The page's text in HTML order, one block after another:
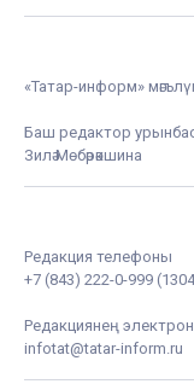
«Татар-информ»
Баш редактор
Зилә Мөбәрәкшина
Редакция телефоны
+7 (843) 222-0-999
Редакциянең
infotat@tatar-inform.ru